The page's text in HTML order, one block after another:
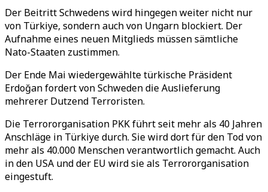
Der Beitritt Schwedens wird hingegen weiter nicht nur
von Türkiye, sondern auch von Ungarn blockiert. Der
Aufnahme eines neuen Mitglieds müssen sämtliche
Nato-Staaten zustimmen.
Der Ende Mai wiedergewählte türkische Präsident
Erdoğan fordert von Schweden die Auslieferung
mehrerer Dutzend Terroristen.
Die Terrororganisation PKK führt seit mehr als 40 Jahren
Anschläge in Türkiye durch. Sie wird dort für den Tod von
mehr als 40.000 Menschen verantwortlich gemacht. Auch
in den USA und der EU wird sie als Terrororganisation
eingestuft.